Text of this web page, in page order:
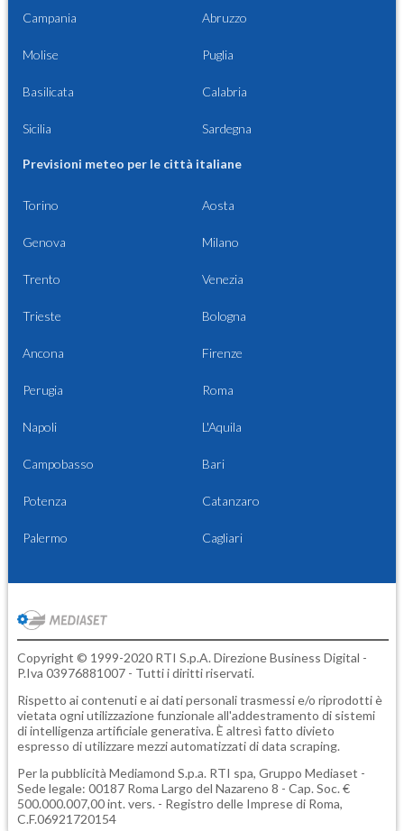
Campania Abruzzo
Molise Puglia
Basilicata Calabria
Sicilia Sardegna
Previsioni meteo per le città italiane
Torino Aosta
Genova Milano
Trento Venezia
Trieste Bologna
Ancona Firenze
Perugia Roma
Napoli L'Aquila
Campobasso Bari
Potenza Catanzaro
Palermo Cagliari
Copyright © 1999-2020 RTI S.p.A. Direzione Business Digital -
P.Iva 03976881007 - Tutti i diritti riservati.
Rispetto ai contenuti e ai dati personali trasmessi e/o riprodotti è
vietata ogni utilizzazione funzionale all'addestramento di sistemi
di intelligenza artificiale generativa. È altresì fatto divieto
espresso di utilizzare mezzi automatizzati di data scraping.
Per la pubblicità Mediamond S.p.a. RTI spa, Gruppo Mediaset -
Sede legale: 00187 Roma Largo del Nazareno 8 - Cap. Soc. €
500.000.007,00 int. vers. - Registro delle Imprese di Roma,
C.F.06921720154